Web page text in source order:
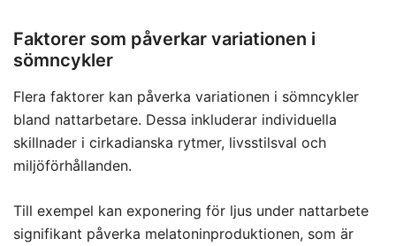
Faktorer som påverkar variationen i
sömncykler
Flera faktorer kan påverka variationen i sömncykler
bland nattarbetare. Dessa inkluderar individuella
skillnader i cirkadianska rytmer, livsstilsval och
miljöförhållanden.
Till exempel kan exponering för ljus under nattarbete
signifikant påverka melatoninproduktionen, som är